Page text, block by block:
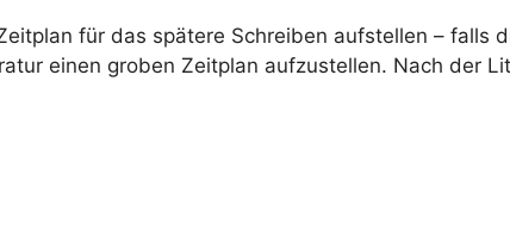
für das spätere Schreiben aufstellen – falls
einen groben Zeitplan aufzustellen. Nach der